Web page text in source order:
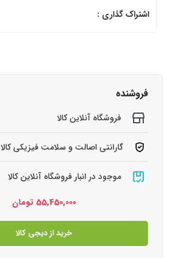
اشتراک گذاری :
فروشنده
فروشگاه آنلاین کالا
گارانتی اصالت و سلامت فیزیکی کالا
موجود در انبار فروشگاه آنلاین کالا
55,450,000 تومان
خرید از دیجی کالا